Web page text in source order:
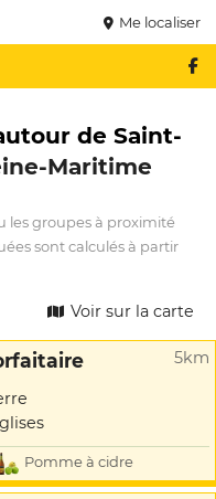
Me localiser
de Saint-
Maritime
les groupes à proximité
sont calculés à partir
Voir sur la carte
5km
Pomme à cidre